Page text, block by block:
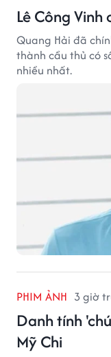
Lê Công
Quang Hải đã
thành cầu thủ có
nhiều nhất.
PHIM ẢNH 3 giờ
Danh tính
Mỹ Chi